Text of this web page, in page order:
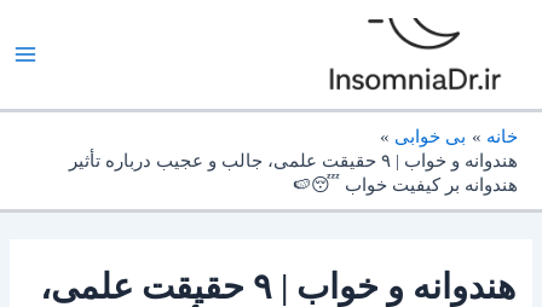
خانه
بی خوابی
هندوانه و خواب | ۹ حقیقت علمی، جالب و عجیب درباره تأثیر
هندوانه بر کیفیت خواب 😴🍉
هندوانه و خواب | ۹ حقیقت علمی،